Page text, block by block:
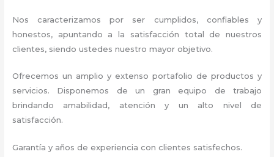
Nos caracterizamos por ser cumplidos, confiables y
honestos, apuntando a la satisfacción total de nuestros
clientes, siendo ustedes nuestro mayor objetivo.
Ofrecemos un amplio y extenso portafolio de productos y
servicios. Disponemos de un gran equipo de trabajo
brindando amabilidad, atención y un alto nivel de
satisfacción.
Garantía y años de experiencia con clientes satisfechos.